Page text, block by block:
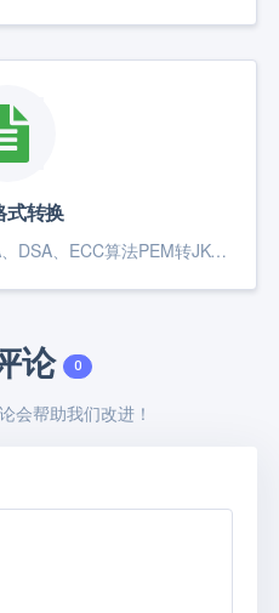
式转换
在线SSL证书转换，支持RSA、DSA、ECC算法PEM转JKS格式、JKS转PEM格式、PEM转PFX格式、PFX转PEM格式和JSK与PFX互相转换；可设置显示JKS/PKCS12证书（friendly name）别名，JKS与PKCS12相互转换时，可重置加密密码和（friendly name）别名；PEM转JKS、PKCS12格式时，服务器证书为必填，中间证书和根证书选填，建议填至服务器证书和中间证书。
论 0
会帮助我们改进！